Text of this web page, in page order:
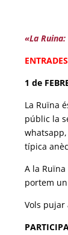
«La
1 de
La Ruïna
públic la
típica
A la
portem
Vols pujar